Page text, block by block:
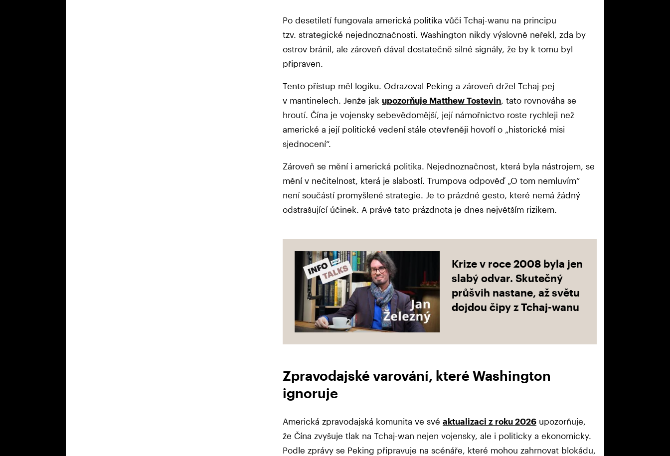
Po desetiletí fungovala americká politika vůči Tchaj-wanu na principu
tzv. strategické nejednoznačnosti. Washington nikdy výslovně neřekl, zda by
ostrov bránil, ale zároveň dával dostatečně silné signály, že by k tomu byl
připraven.
Tento přístup měl logiku. Odrazoval Peking a zároveň držel Tchaj-pej
v mantinelech. Jenže jak upozorňuje Matthew Tostevin , tato rovnováha se
hroutí. Čína je vojensky sebevědomější, její námořnictvo roste rychleji než
americké a její politické vedení stále otevřeněji hovoří o „historické misi
sjednocení“.
Zároveň se mění i americká politika. Nejednoznačnost, která byla nástrojem, se
mění v nečitelnost, která je slabostí. Trumpova odpověď „O tom nemluvím“
není součástí promyšlené strategie. Je to prázdné gesto, které nemá žádný
odstrašující účinek. A právě tato prázdnota je dnes největším rizikem.
Krize v roce 2008 byla jen
slabý odvar. Skutečný
průšvih nastane, až světu
dojdou čipy z Tchaj-wanu
Zpravodajské varování, které Washington
ignoruje
Americká zpravodajská komunita ve své aktualizaci z roku 2026 upozorňuje,
že Čína zvyšuje tlak na Tchaj-wan nejen vojensky, ale i politicky a ekonomicky.
Podle zprávy se Peking připravuje na scénáře, které mohou zahrnovat blokádu,